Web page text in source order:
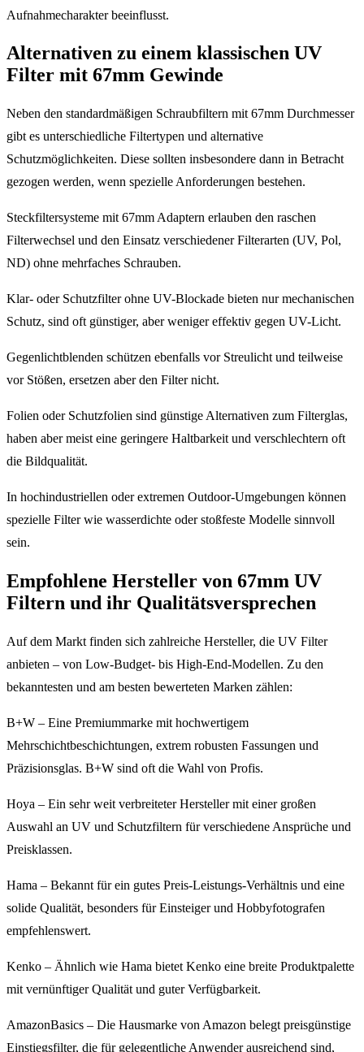
Aufnahmecharakter beeinflusst.
Alternativen zu einem klassischen UV
Filter mit 67mm Gewinde
Neben den standardmäßigen Schraubfiltern mit 67mm Durchmesser
gibt es unterschiedliche Filtertypen und alternative
Schutzmöglichkeiten. Diese sollten insbesondere dann in Betracht
gezogen werden, wenn spezielle Anforderungen bestehen.
Steckfiltersysteme mit 67mm Adaptern erlauben den raschen
Filterwechsel und den Einsatz verschiedener Filterarten (UV, Pol,
ND) ohne mehrfaches Schrauben.
Klar- oder Schutzfilter ohne UV-Blockade bieten nur mechanischen
Schutz, sind oft günstiger, aber weniger effektiv gegen UV-Licht.
Gegenlichtblenden schützen ebenfalls vor Streulicht und teilweise
vor Stößen, ersetzen aber den Filter nicht.
Folien oder Schutzfolien sind günstige Alternativen zum Filterglas,
haben aber meist eine geringere Haltbarkeit und verschlechtern oft
die Bildqualität.
In hochindustriellen oder extremen Outdoor-Umgebungen können
spezielle Filter wie wasserdichte oder stoßfeste Modelle sinnvoll
sein.
Empfohlene Hersteller von 67mm UV
Filtern und ihr Qualitätsversprechen
Auf dem Markt finden sich zahlreiche Hersteller, die UV Filter
anbieten – von Low-Budget- bis High-End-Modellen. Zu den
bekanntesten und am besten bewerteten Marken zählen:
B+W – Eine Premiummarke mit hochwertigem
Mehrschichtbeschichtungen, extrem robusten Fassungen und
Präzisionsglas. B+W sind oft die Wahl von Profis.
Hoya – Ein sehr weit verbreiteter Hersteller mit einer großen
Auswahl an UV und Schutzfiltern für verschiedene Ansprüche und
Preisklassen.
Hama – Bekannt für ein gutes Preis-Leistungs-Verhältnis und eine
solide Qualität, besonders für Einsteiger und Hobbyfotografen
empfehlenswert.
Kenko – Ähnlich wie Hama bietet Kenko eine breite Produktpalette
mit vernünftiger Qualität und guter Verfügbarkeit.
AmazonBasics – Die Hausmarke von Amazon belegt preisgünstige
Einstiegsfilter, die für gelegentliche Anwender ausreichend sind,